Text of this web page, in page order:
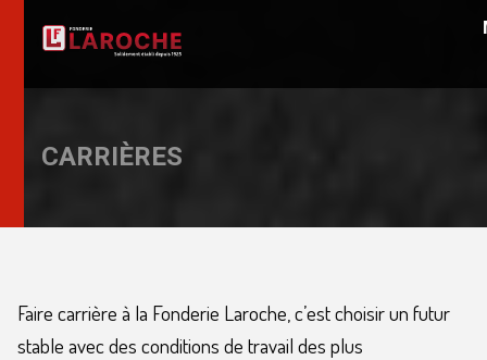
CARRIÈRES
Faire carrière à la Fonderie Laroche, c’est choisir un futur
stable avec des conditions de travail des plus